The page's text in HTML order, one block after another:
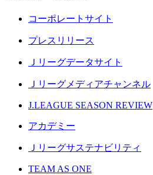
コーポレートサイト
プレスリリース
Ｊリーグデータサイト
Ｊリーグメディアチャンネル
J.LEAGUE SEASON REVIEW
アカデミー
Ｊリーグサステナビリティ
TEAM AS ONE